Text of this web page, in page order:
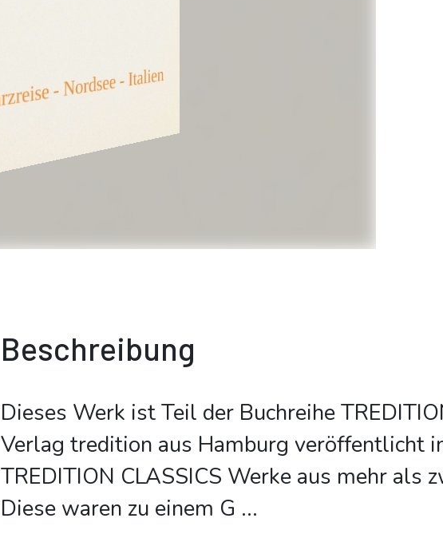
Beschreibung
Dieses Werk ist Teil der Buchreihe
Verlag tredition aus Hamburg veröffentlicht
TREDITION CLASSICS Werke aus mehr als
Diese waren zu einem G ...